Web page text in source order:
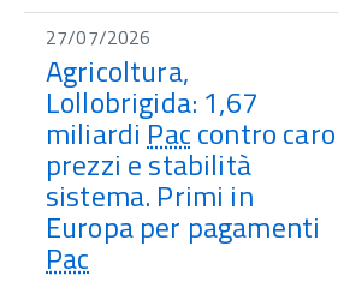
27/07/2026
Agricoltura,
Lollobrigida: 1,67
miliardiPaccontro caro
prezzi e stabilità
sistema. Primi in
Europa per pagamenti
Pac